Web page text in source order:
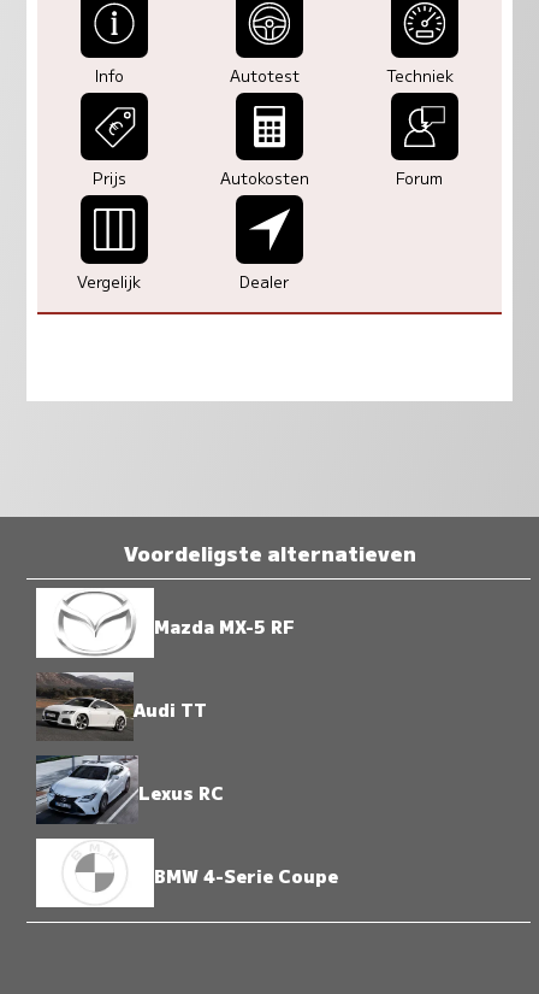
Info Autotest Techniek
Prijs Autokosten Forum
Vergelijk Dealer
Voordeligste alternatieven
Mazda MX-5 RF
Audi TT
Lexus RC
BMW 4-Serie Coupe